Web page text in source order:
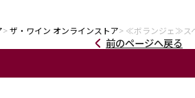
ザ・ワイン オンラインストア ≪ボランジェ≫ス
前のページへ戻る